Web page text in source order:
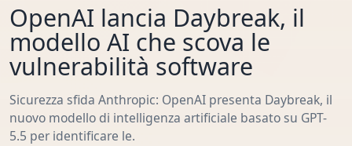
OpenAI lancia Daybreak, il
modello AI che scova le
vulnerabilità software
Sicurezza sfida Anthropic: OpenAI presenta Daybreak, il
nuovo modello di intelligenza artificiale basato su GPT-
5.5 per identificare le.